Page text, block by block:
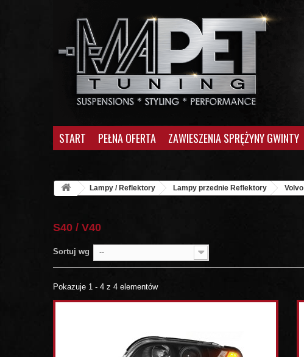
START PEŁNA OFERTA ZAWIESZENIA SPRĘŻYNY GWINTY
Lampy / Reflektory Lampy przednie Reflektory Volvo
S40 / V40
Sortuj wg --
Pokazuje 1 - 4 z 4 elementów